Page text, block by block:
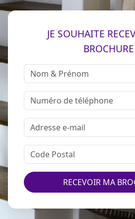
JE SOUHAITE
RECEVOIR MA